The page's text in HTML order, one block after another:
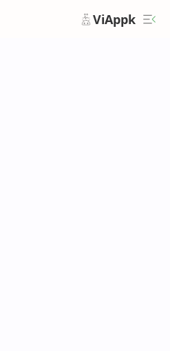
ViAppk